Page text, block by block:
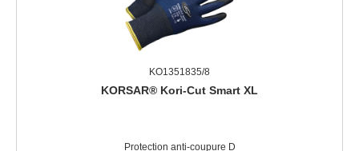
KO1351835/8
KORSAR® Kori-Cut Smart XL
Protection anti-coupure D